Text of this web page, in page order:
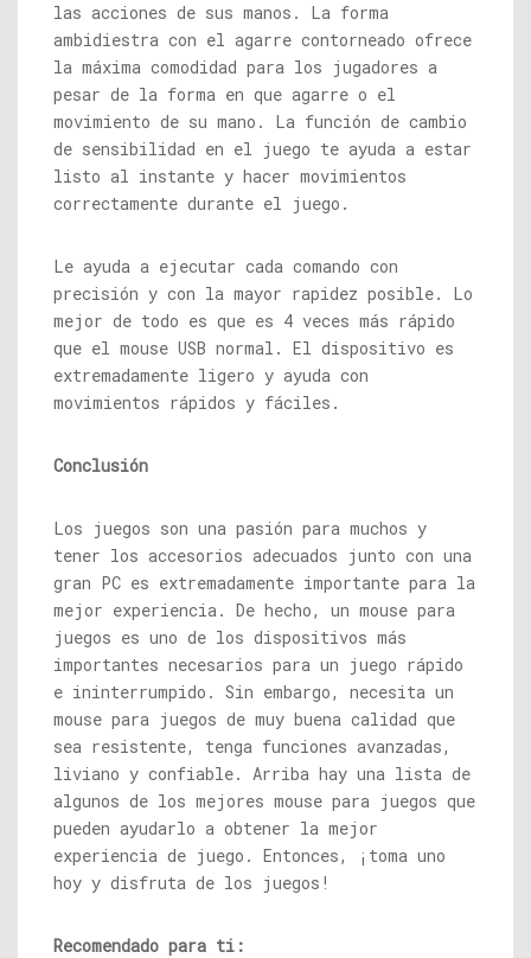
las acciones de sus manos. La forma
ambidiestra con el agarre contorneado ofrece
la máxima comodidad para los jugadores a
pesar de la forma en que agarre o el
movimiento de su mano. La función de cambio
de sensibilidad en el juego te ayuda a estar
listo al instante y hacer movimientos
correctamente durante el juego.
Le ayuda a ejecutar cada comando con
precisión y con la mayor rapidez posible. Lo
mejor de todo es que es 4 veces más rápido
que el mouse USB normal. El dispositivo es
extremadamente ligero y ayuda con
movimientos rápidos y fáciles.
Conclusión
Los juegos son una pasión para muchos y
tener los accesorios adecuados junto con una
gran PC es extremadamente importante para la
mejor experiencia. De hecho, un mouse para
juegos es uno de los dispositivos más
importantes necesarios para un juego rápido
e ininterrumpido. Sin embargo, necesita un
mouse para juegos de muy buena calidad que
sea resistente, tenga funciones avanzadas,
liviano y confiable. Arriba hay una lista de
algunos de los mejores mouse para juegos que
pueden ayudarlo a obtener la mejor
experiencia de juego. Entonces, ¡toma uno
hoy y disfruta de los juegos!
Recomendado para ti: